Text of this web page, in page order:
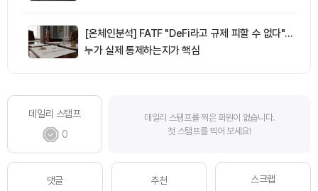
[온체인분석] FATF "DeFi라고 규제 피할 수 없다"…
누가 실제 통제하는지가 핵심
데일리 스탬프
0
데일리 스탬프를 찍은 회원이 없습니다.
첫 스탬프를 찍어 보세요!
댓글
추천
스크랩